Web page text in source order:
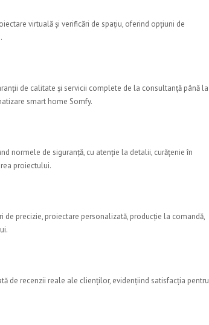
virtuală și verificări de spațiu, oferind opțiuni de
de calitate și servicii complete de la consultanță până la
smart home Somfy.
normele de siguranță, cu atenție la detalii, curățenie în
proiectului.
precizie, proiectare personalizată, producție la comandă,
de recenzii reale ale clienților, evidențiind satisfacția pentru